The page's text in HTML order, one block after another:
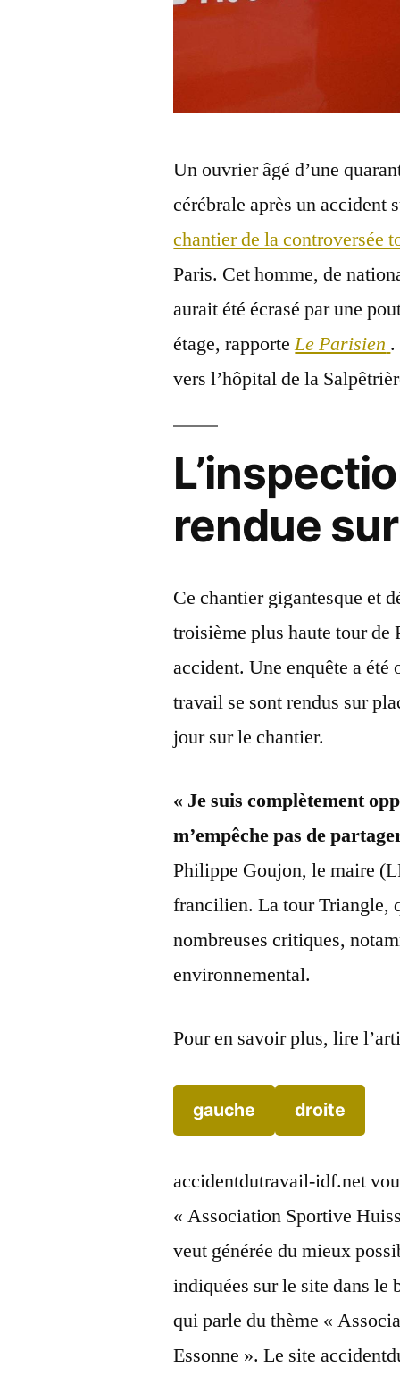
Un ouvrier âgé d’une
cérébrale après un accident
chantier de la controversée
Paris. Cet homme, de
aurait été écrasé par une
étage, rapporteLe Parisien .
vers l’hôpital de la
rendue
Ce chantier gigantesque et
troisième plus haute tour de
accident. Une enquête a été
travail se sont rendus sur
jour sur le chantier.
« Je suis complètement
m’empêche pas de
Philippe Goujon, le maire
francilien. La tour Triangle,
nombreuses critiques,
environnemental.
Pour en savoir plus, lire
gauche droite
accidentdutravail-idf.net
« Association Sportive
veut générée du mieux
indiquées sur le site dans le
qui parle du thème «
Essonne ». Le site